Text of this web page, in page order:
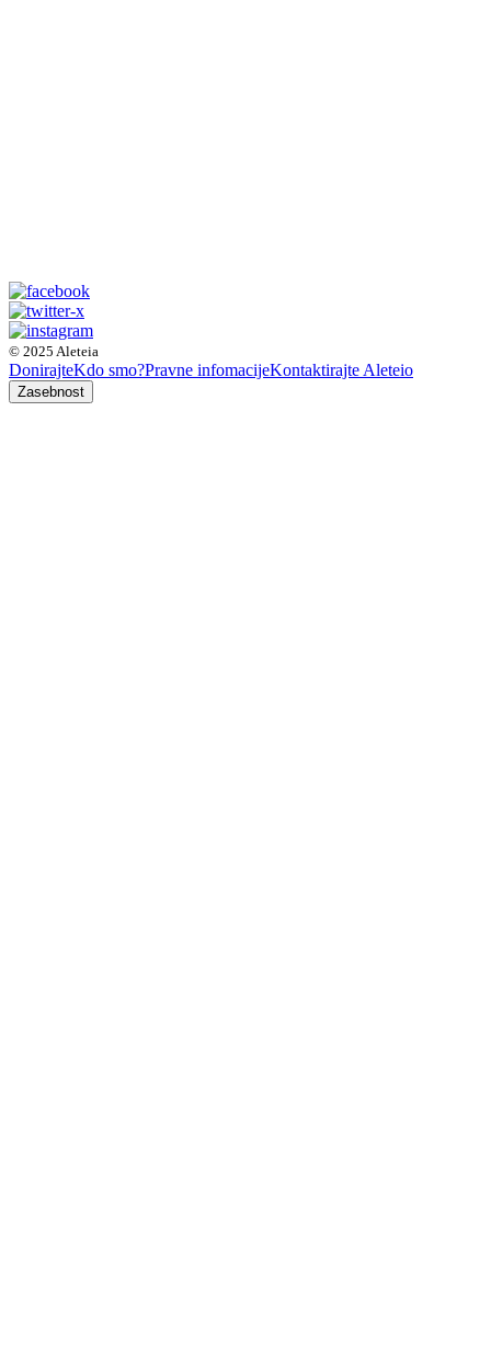
© 2025 Aleteia
DonirajteKdo smo?Pravne infomacijeKontaktirajte Aleteio
Zasebnost